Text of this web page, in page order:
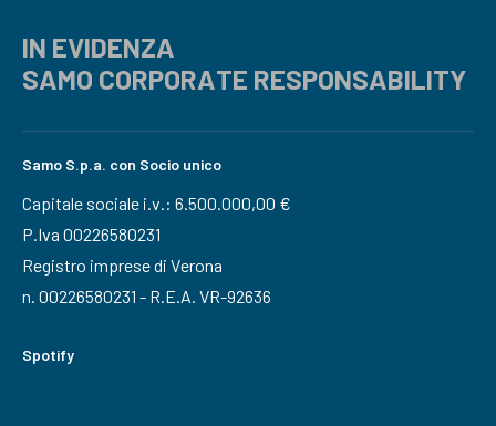
IN EVIDENZA
SAMO CORPORATE RESPONSABILITY
Samo S.p.a. con Socio unico
Capitale sociale i.v.: 6.500.000,00 €
P.Iva 00226580231
Registro imprese di Verona
n. 00226580231 - R.E.A. VR-92636
Spotify